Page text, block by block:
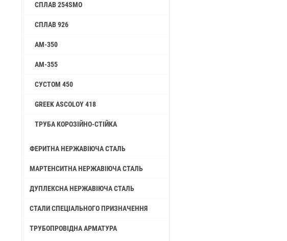
СПЛАВ 254SMO
СПЛАВ 926
AM-350
AM-355
СУСТОМ 450
GREEK ASCOLOY 418
ТРУБА КОРОЗІЙНО-СТІЙКА
ФЕРИТНА НЕРЖАВІЮЧА СТАЛЬ
МАРТЕНСИТНА НЕРЖАВІЮЧА СТАЛЬ
ДУПЛЕКСНА НЕРЖАВІЮЧА СТАЛЬ
СТАЛИ СПЕЦІАЛЬНОГО ПРИЗНАЧЕННЯ
ТРУБОПРОВІДНА АРМАТУРА